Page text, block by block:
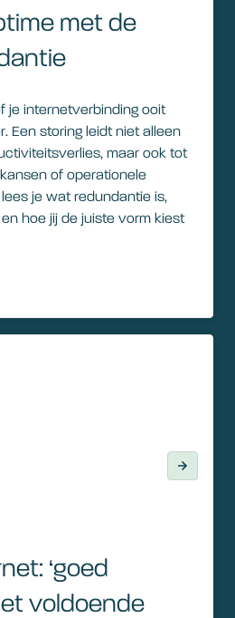
met de
je internetverbinding ooit
Een storing leidt niet alleen
maar ook tot
of operationele
je wat redundantie is,
hoe jij de juiste vorm kiest
‘goed
voldoende